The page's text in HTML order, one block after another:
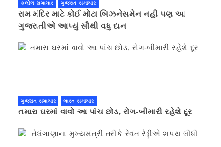
કલોલ સમાચાર ગુજરાત સમાચાર
રામ મંદિર માટે કોઈ મોટા બિઝનેસમેન નહી પણ આ
ગુજરાતીએ આપ્યું સૌથી વધુ દાન
ગુજરાત સમાચાર ભારત સમાચાર
તમારા ઘરમાં વાવો આ પાંચ છોડ, રોગ-બીમારી રહેશે દૂર